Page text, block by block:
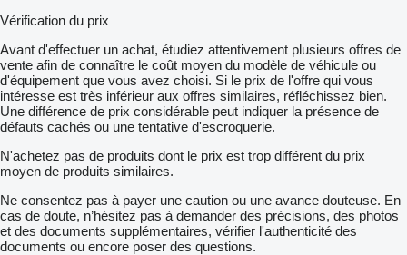
Vérification du prix
Avant d'effectuer un achat, étudiez attentivement plusieurs offres de
vente afin de connaître le coût moyen du modèle de véhicule ou
d'équipement que vous avez choisi. Si le prix de l'offre qui vous
intéresse est très inférieur aux offres similaires, réfléchissez bien.
Une différence de prix considérable peut indiquer la présence de
défauts cachés ou une tentative d'escroquerie.
N'achetez pas de produits dont le prix est trop différent du prix
moyen de produits similaires.
Ne consentez pas à payer une caution ou une avance douteuse. En
cas de doute, n’hésitez pas à demander des précisions, des photos
et des documents supplémentaires, vérifier l'authenticité des
documents ou encore poser des questions.